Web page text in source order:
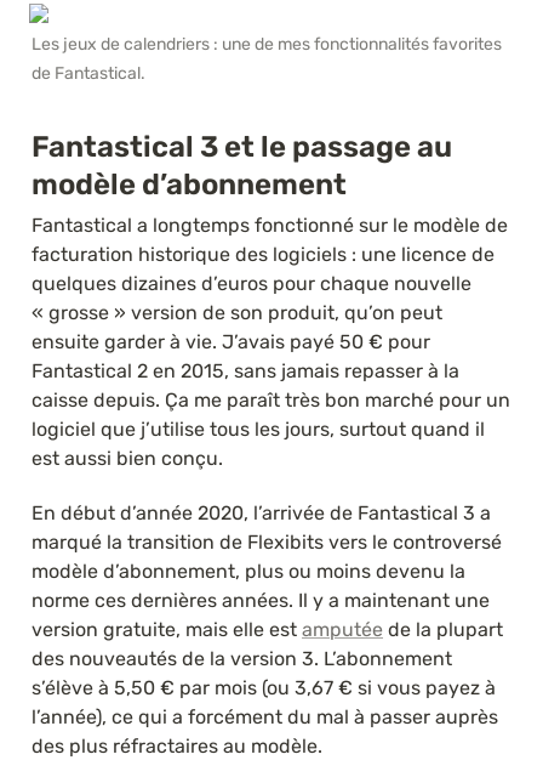
Les jeux de calendriers : une de mes fonctionnalités favorites
de Fantastical.
Fantastical 3 et le passage au
modèle d’abonnement
Fantastical a longtemps fonctionné sur le modèle de
facturation historique des logiciels : une licence de
quelques dizaines d’euros pour chaque nouvelle
« grosse » version de son produit, qu’on peut
ensuite garder à vie. J’avais payé 50 € pour
Fantastical 2 en 2015, sans jamais repasser à la
caisse depuis. Ça me paraît très bon marché pour un
logiciel que j’utilise tous les jours, surtout quand il
est aussi bien conçu.
En début d’année 2020, l’arrivée de Fantastical 3 a
marqué la transition de Flexibits vers le controversé
modèle d’abonnement, plus ou moins devenu la
norme ces dernières années. Il y a maintenant une
version gratuite, mais elle est amputée de la plupart
des nouveautés de la version 3. L’abonnement
s’élève à 5,50 € par mois (ou 3,67 € si vous payez à
l’année), ce qui a forcément du mal à passer auprès
des plus réfractaires au modèle.